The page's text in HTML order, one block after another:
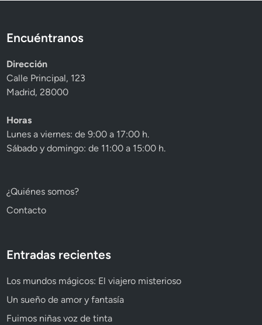
o
n
Encuéntranos
Dirección
Calle Principal, 123
Madrid, 28000
Horas
Lunes a viernes: de 9:00 a 17:00 h.
Sábado y domingo: de 11:00 a 15:00 h.
¿Quiénes somos?
Contacto
Entradas recientes
Los mundos mágicos: El viajero misterioso
Un sueño de amor y fantasía
Fuimos niñas voz de tinta